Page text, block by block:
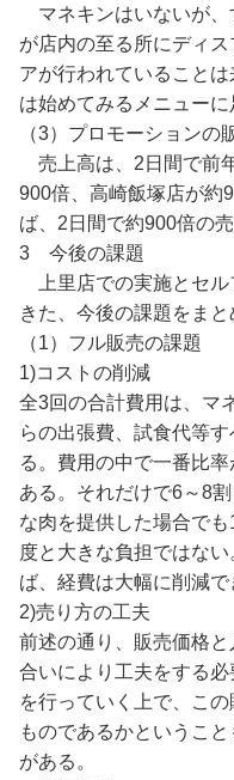
マネキンはいないが、
が店内の至る所にディ
アが行われていること
は始めてみるメニューに
（3）プロモーションの
売上高は、2日間で前
900倍、高崎飯塚店が約
ば、2日間で約900倍の
3 今後の課題
上里店での実施とセル
きた、今後の課題をまと
（1）フル販売の課題
1)コストの削減
全3回の合計費用は、マ
らの出張費、試食代等
る。費用の中で一番比
ある。それだけで6～8
な肉を提供した場合で
度と大きな負担ではな
ば、経費は大幅に削減で
2)売り方の工夫
前述の通り、販売価格
合いにより工夫をする
を行っていく上で、こ
ものであるかというこ
がある。